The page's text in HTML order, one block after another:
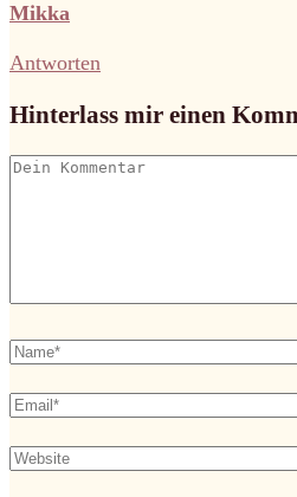
Mikka
Antworten
Hinterlass mir einen